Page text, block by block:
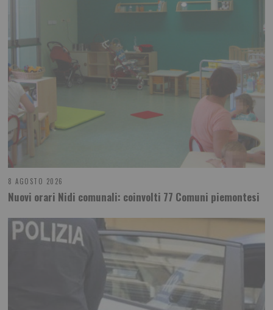
8 AGOSTO 2026
Nuovi orari Nidi comunali: coinvolti 77 Comuni piemontesi